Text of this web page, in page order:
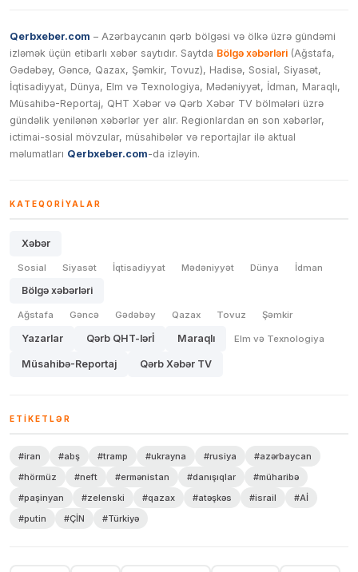
Qerbxeber.com – Azərbaycanın qərb bölgəsi və ölkə üzrə gündəmi
izləmək üçün etibarlı xəbər saytıdır. Saytda Bölgə xəbərləri (Ağstafa,
Gədəbəy, Gəncə, Qazax, Şəmkir, Tovuz), Hadisə, Sosial, Siyasət,
İqtisadiyyat, Dünya, Elm və Texnologiya, Mədəniyyət, İdman, Maraqlı,
Müsahibə-Reportaj, QHT Xəbər və Qərb Xəbər TV bölmələri üzrə
gündəlik yenilənən xəbərlər yer alır. Regionlardan ən son xəbərlər,
ictimai-sosial mövzular, müsahibələr və reportajlar ilə aktual
məlumatları Qerbxeber.com-da izləyin.
KATEQORIYALAR
Xəbər
Sosial Siyasət İqtisadiyyat Mədəniyyət Dünya İdman
Bölgə xəbərləri
Ağstafa Gəncə Gədəbəy Qazax Tovuz Şəmkir
Yazarlar Qərb QHT-lərİ Maraqlı Elm və Texnologiya
Müsahibə-Reportaj Qərb Xəbər TV
ETIKETLƏR
#iran #abş #tramp #ukrayna #rusiya
#azərbaycan
#hörmüz
#neft #ermənistan #danışıqlar
#müharibə
#paşinyan
#zelenski #qazax #atəşkəs #israil
#Aİ
#putin
#ÇİN #Türkiyə